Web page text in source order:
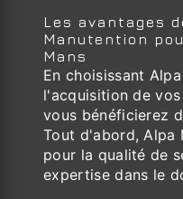
Les avantages
Manutention
Mans
En choisissant
l'acquisition de
vous bénéficierez
Tout d'abord, Alpa
pour la qualité de
expertise dans le